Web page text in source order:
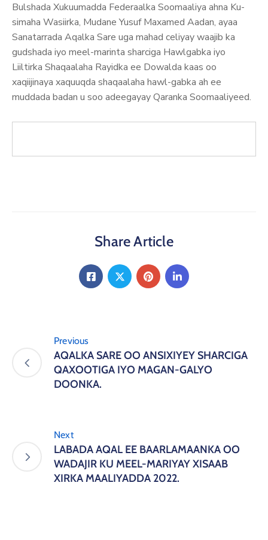
Bulshada Xukuumadda Federaalka Soomaaliya ahna Ku-
simaha Wasiirka, Mudane Yusuf Maxamed Aadan, ayaa
Sanatarrada Aqalka Sare uga mahad celiyay waajib ka
gudshada iyo meel-marinta sharciga Hawlgabka iyo
Liiltirka Shaqaalaha Rayidka ee Dowalda kaas oo
xaqiijinaya xaquuqda shaqaalaha hawl-gabka ah ee
muddada badan u soo adeegayay Qaranka Soomaaliyeed.
Share Article
Previous
AQALKA SARE OO ANSIXIYEY SHARCIGA
QAXOOTIGA IYO MAGAN-GALYO
DOONKA.
Next
LABADA AQAL EE BAARLAMAANKA OO
WADAJIR KU MEEL-MARIYAY XISAAB
XIRKA MAALIYADDA 2022.